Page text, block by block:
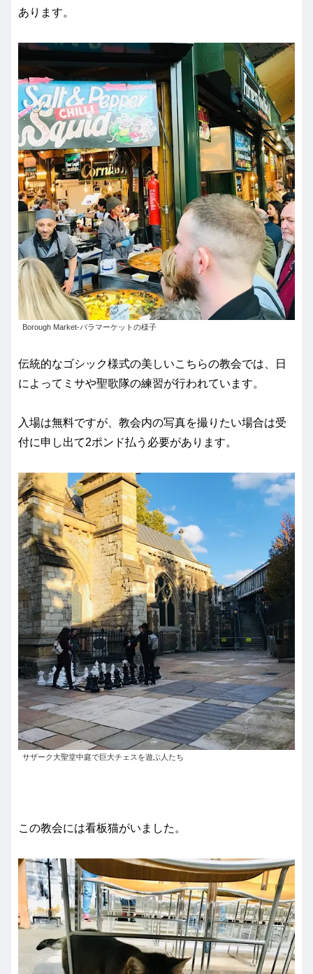
あります。
Borough Market-バラマーケットの様子
伝統的なゴシック様式の美しいこちらの教会では、日
によってミサや聖歌隊の練習が行われています。
入場は無料ですが、教会内の写真を撮りたい場合は受
付に申し出て2ポンド払う必要があります。
サザーク大聖堂中庭で巨大チェスを遊ぶ人たち
この教会には看板猫がいました。